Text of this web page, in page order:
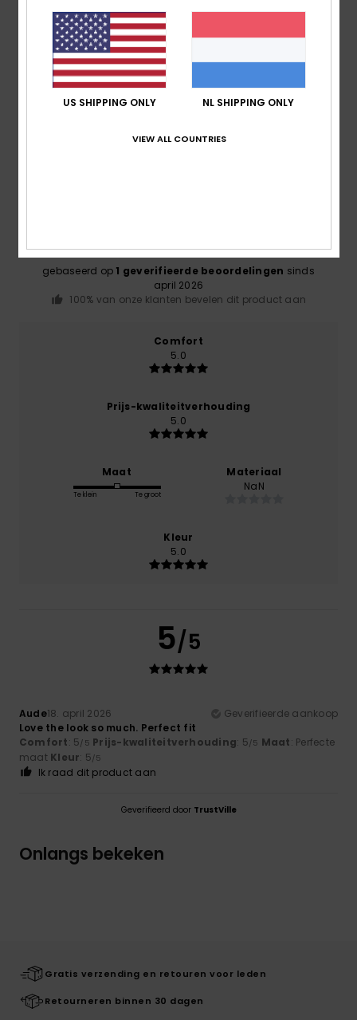
Bezorging en Retour
gebaseerd op 1 geverifieerde beoordelingen sinds
april 2026
100% van onze klanten bevelen dit product aan
Comfort
5.0
Prijs-kwaliteitverhouding
5.0
Maat
Te klein Te groot
Materiaal
NaN
Kleur
5.0
5/5
Aude18. april 2026
Geverifieerde aankoop
Love the look so much. Perfect fit
Comfort: 5/5 Prijs-kwaliteitverhouding: 5/5 Maat: Perfecte
maat Kleur: 5/5
Ik raad dit product aan
Geverifieerd door TrustVille
Onlangs bekeken
Gratis verzending en retouren voor leden
Retourneren binnen 30 dagen
US SHIPPING ONLY NL SHIPPING ONLY
VIEW ALL COUNTRIES